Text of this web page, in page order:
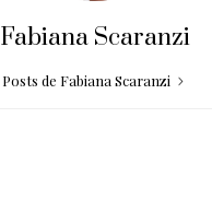
Fabiana Scaranzi
Posts de Fabiana Scaranzi